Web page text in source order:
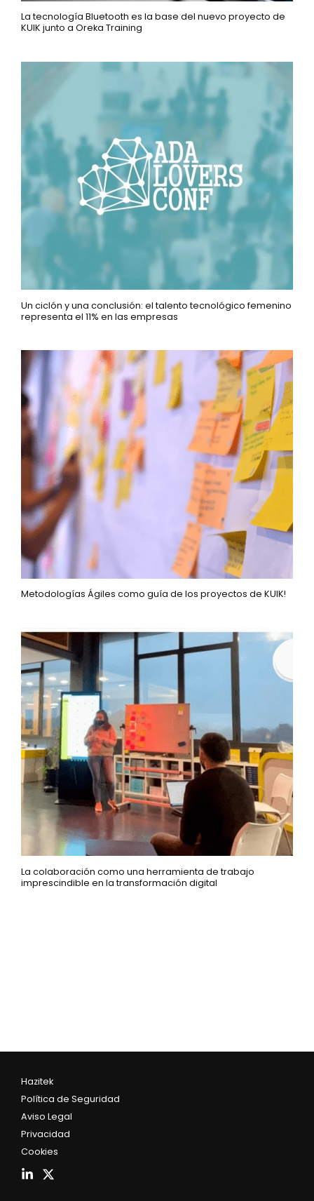
La tecnología Bluetooth es la base del nuevo proyecto de
KUIK junto a Oreka Training
Un ciclón y una conclusión: el talento tecnológico femenino
representa el 11% en las empresas
Metodologías Ágiles como guía de los proyectos de KUIK!
La colaboración como una herramienta de trabajo
imprescindible en la transformación digital
Hazitek
Política de Seguridad
Aviso Legal
Privacidad
Cookies